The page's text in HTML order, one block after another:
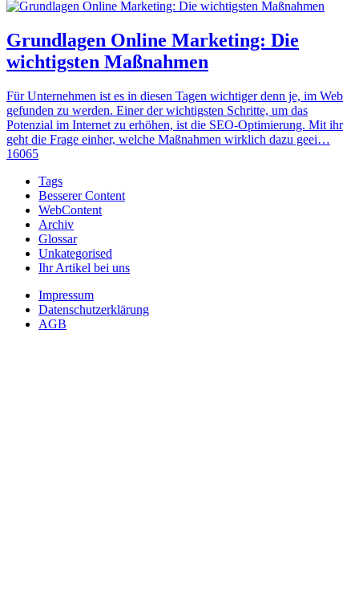
Grundlagen Online Marketing: Die
wichtigsten Maßnahmen
Für Unternehmen ist es in diesen Tagen wichtiger denn je, im Web
gefunden zu werden. Einer der wichtigsten Schritte, um das
Potenzial im Internet zu erhöhen, ist die SEO-Optimierung. Mit ihr
geht die Frage einher, welche Maßnahmen wirklich dazu geei…
16065
Tags
Besserer Content
WebContent
Archiv
Glossar
Unkategorised
Ihr Artikel bei uns
Impressum
Datenschutzerklärung
AGB